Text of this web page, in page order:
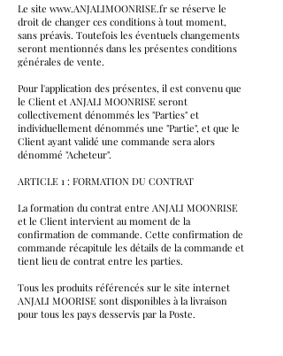
Le site www.ANJALIMOONRISE.fr se réserve le
droit de changer ces conditions à tout moment,
sans préavis. Toutefois les éventuels changements
seront mentionnés dans les présentes conditions
générales de vente.
Pour l'application des présentes, il est convenu que
le Client et ANJALI MOONRISE seront
collectivement dénommés les "Parties" et
individuellement dénommés une "Partie", et que le
Client ayant validé une commande sera alors
dénommé "Acheteur".
ARTICLE 1 : FORMATION DU CONTRAT
La formation du contrat entre ANJALI MOONRISE
et le Client intervient au moment de la
confirmation de commande. Cette confirmation de
commande récapitule les détails de la commande et
tient lieu de contrat entre les parties.
Tous les produits référencés sur le site internet
ANJALI MOORISE sont disponibles à la livraison
pour tous les pays desservis par la Poste.